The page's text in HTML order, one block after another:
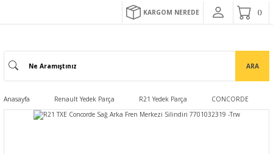
KARGOM NEREDE
ARA
Anasayfa Renault Yedek Parça R21 Yedek Parça CONCORDE